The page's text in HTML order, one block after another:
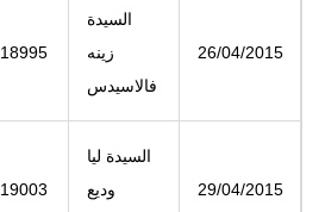
18995
السيدة
زينه
فالاسيدس
26/04/2015
19003
السيدة ليا
وديع
29/04/2015